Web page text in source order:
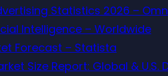
Statistics 2026 –
Intelligence – Worldwide
Forecast – Statista
Size Report: Global & U.S.